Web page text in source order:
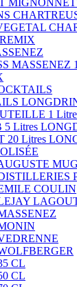
MASSENEZ
1
5 Litres
20 Litres
COULIN
CL
CL